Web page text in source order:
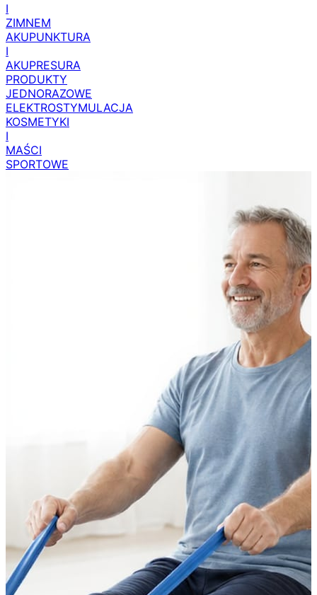
I
ZIMNEM
AKUPUNKTURA
I
AKUPRESURA
PRODUKTY
JEDNORAZOWE
ELEKTROSTYMULACJA
KOSMETYKI
I
MAŚCI
SPORTOWE